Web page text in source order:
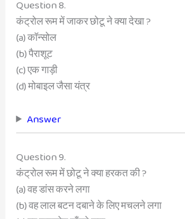
Question 8.
कंट्रोल रूम में जाकर छोटू ने क्या देखा ?
(a) कॉन्सोल
(b) पैराशूट
(c) एक गाड़ी
(d) मोबाइल जैसा यंत्र
Answer
Question 9.
कंट्रोल रूम में छोटू ने क्या हरकत की ?
(a) वह डांस करने लगा
(b) वह लाल बटन दबाने के लिए मचलने लगा